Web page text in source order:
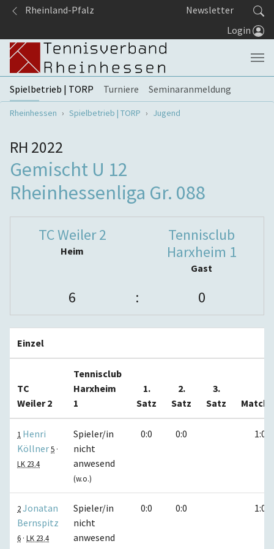
Springe zum Seiteninhalt
Rheinland-Pfalz
Newsletter
Login
Spielbetrieb | TORP Turniere
Seminaranmeldung
Sie sind hier:
Rheinhessen Spielbetrieb | TORP Jugend
RH 2022
Gemischt U 12
Rheinhessenliga Gr. 088
TC Weiler 2
Heim
Tennisclub
Harxheim 1
Gast
6 : 0
Einzel
TC
Weiler 2
Tennisclub
Harxheim
1
1.
Satz
2.
Satz
3.
Satz
1 Henri
Köllner5 ·
LK 23.4
Spieler/in
nicht
anwesend
(w.o.)
0:0 0:0 1:0
2Jonatan
Bernspitz
6 · LK 23.4
Spieler/in
nicht
anwesend
0:0 0:0 1:0